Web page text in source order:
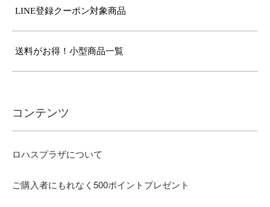
LINE登録クーポン対象商品
送料がお得！小型商品一覧
コンテンツ
ロハスプラザについて
ご購入者にもれなく500ポイントプレゼント